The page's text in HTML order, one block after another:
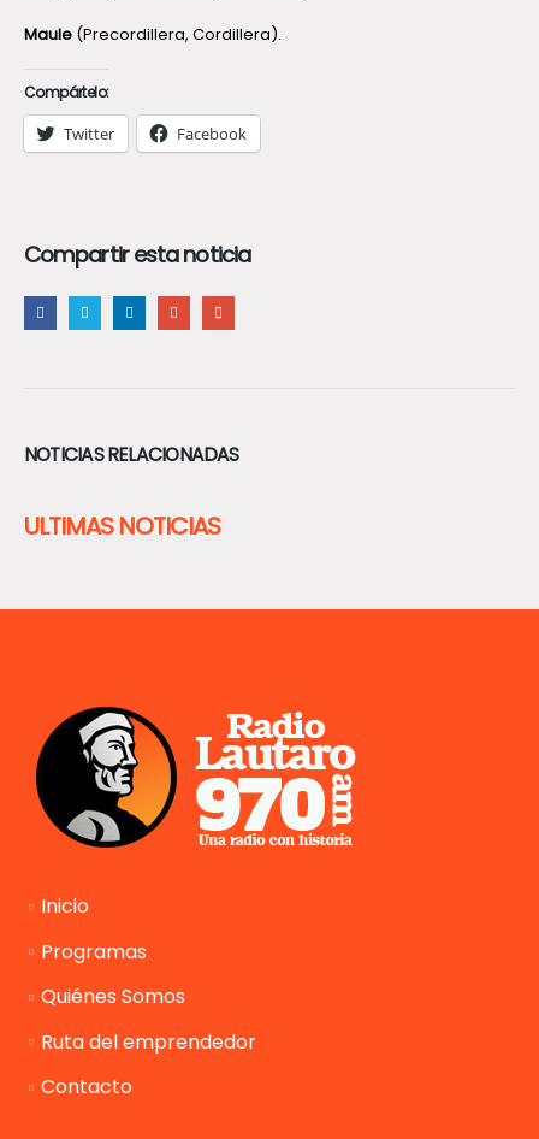
Maule (Precordillera, Cordillera).
Compártelo:
Twitter Facebook
Compartir esta noticia
NOTICIAS RELACIONADAS
ULTIMAS NOTICIAS
Inicio
Programas
Quiénes Somos
Ruta del emprendedor
Contacto